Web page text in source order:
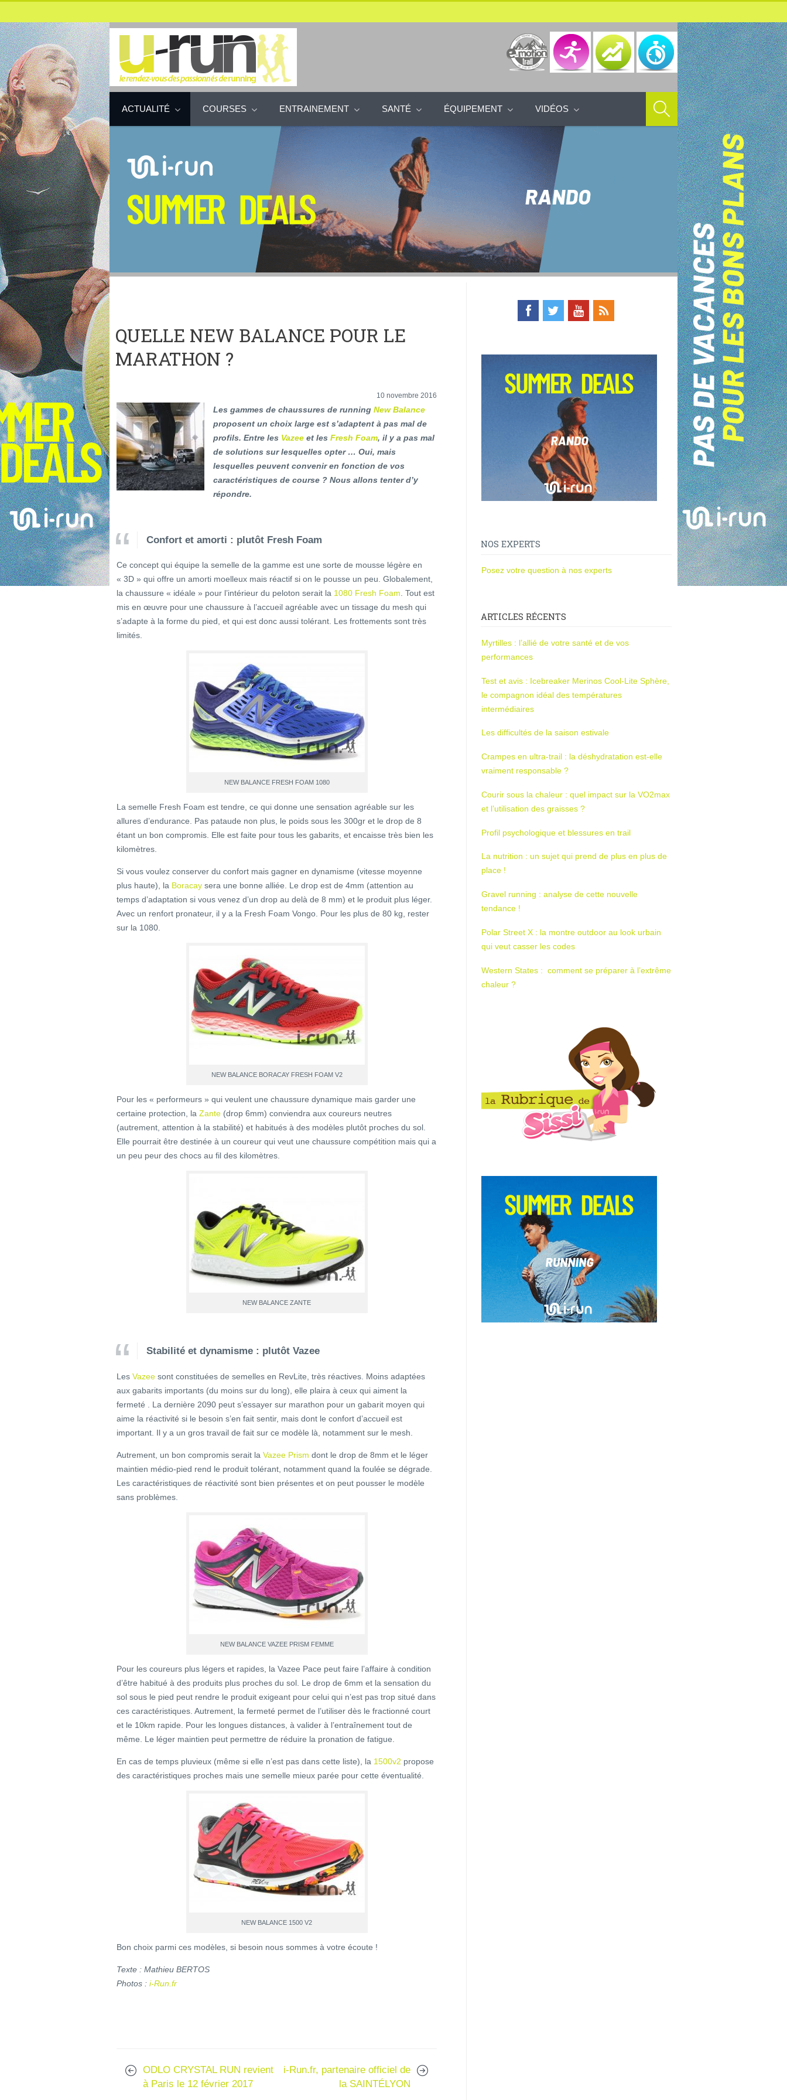
ACTUALITÉ COURSES ENTRAINEMENT SANTÉ ÉQUIPEMENT VIDÉOS
QUELLE NEW BALANCE POUR LE
MARATHON ?
10 novembre 2016
Les gammes de chaussures de running New Balance
proposent un choix large est s’adaptent à pas mal de
profils. Entre les Vazee et les Fresh Foam, il y a pas mal
de solutions sur lesquelles opter … Oui, mais
lesquelles peuvent convenir en fonction de vos
caractéristiques de course ? Nous allons tenter d’y
répondre.
Confort et amorti : plutôt Fresh Foam
Ce concept qui équipe la semelle de la gamme est une sorte de mousse légère en
« 3D » qui offre un amorti moelleux mais réactif si on le pousse un peu. Globalement,
la chaussure « idéale » pour l’intérieur du peloton serait la 1080 Fresh Foam. Tout est
mis en œuvre pour une chaussure à l’accueil agréable avec un tissage du mesh qui
s’adapte à la forme du pied, et qui est donc aussi tolérant. Les frottements sont très
limités.
NEW BALANCE FRESH FOAM 1080
La semelle Fresh Foam est tendre, ce qui donne une sensation agréable sur les
allures d’endurance. Pas pataude non plus, le poids sous les 300gr et le drop de 8
étant un bon compromis. Elle est faite pour tous les gabarits, et encaisse très bien les
kilomètres.
Si vous voulez conserver du confort mais gagner en dynamisme (vitesse moyenne
plus haute), la Boracay sera une bonne alliée. Le drop est de 4mm (attention au
temps d’adaptation si vous venez d’un drop au delà de 8 mm) et le produit plus léger.
Avec un renfort pronateur, il y a la Fresh Foam Vongo. Pour les plus de 80 kg, rester
sur la 1080.
NEW BALANCE BORACAY FRESH FOAM V2
Pour les « performeurs » qui veulent une chaussure dynamique mais garder une
certaine protection, la Zante (drop 6mm) conviendra aux coureurs neutres
(autrement, attention à la stabilité) et habitués à des modèles plutôt proches du sol.
Elle pourrait être destinée à un coureur qui veut une chaussure compétition mais qui a
un peu peur des chocs au fil des kilomètres.
NEW BALANCE ZANTE
Stabilité et dynamisme : plutôt Vazee
Les Vazee sont constituées de semelles en RevLite, très réactives. Moins adaptées
aux gabarits importants (du moins sur du long), elle plaira à ceux qui aiment la
fermeté . La dernière 2090 peut s’essayer sur marathon pour un gabarit moyen qui
aime la réactivité si le besoin s’en fait sentir, mais dont le confort d’accueil est
important. Il y a un gros travail de fait sur ce modèle là, notamment sur le mesh.
Autrement, un bon compromis serait la Vazee Prism dont le drop de 8mm et le léger
maintien médio-pied rend le produit tolérant, notamment quand la foulée se dégrade.
Les caractéristiques de réactivité sont bien présentes et on peut pousser le modèle
sans problèmes.
NEW BALANCE VAZEE PRISM FEMME
Pour les coureurs plus légers et rapides, la Vazee Pace peut faire l’affaire à condition
d’être habitué à des produits plus proches du sol. Le drop de 6mm et la sensation du
sol sous le pied peut rendre le produit exigeant pour celui qui n’est pas trop situé dans
ces caractéristiques. Autrement, la fermeté permet de l’utiliser dès le fractionné court
et le 10km rapide. Pour les longues distances, à valider à l’entraînement tout de
même. Le léger maintien peut permettre de réduire la pronation de fatigue.
En cas de temps pluvieux (même si elle n’est pas dans cette liste), la 1500v2 propose
des caractéristiques proches mais une semelle mieux parée pour cette éventualité.
NEW BALANCE 1500 V2
Bon choix parmi ces modèles, si besoin nous sommes à votre écoute !
Texte : Mathieu BERTOS
Photos : i-Run.fr
ODLO CRYSTAL RUN revient
à Paris le 12 février 2017
i-Run.fr, partenaire officiel de
la SAINTÉLYON
NOS EXPERTS
Posez votre question à nos experts
ARTICLES RÉCENTS
Myrtilles : l’allié de votre santé et de vos
performances
Test et avis : Icebreaker Merinos Cool-Lite Sphère,
le compagnon idéal des températures
intermédiaires
Les difficultés de la saison estivale
Crampes en ultra-trail : la déshydratation est-elle
vraiment responsable ?
Courir sous la chaleur : quel impact sur la VO2max
et l’utilisation des graisses ?
Profil psychologique et blessures en trail
La nutrition : un sujet qui prend de plus en plus de
place !
Gravel running : analyse de cette nouvelle
tendance !
Polar Street X : la montre outdoor au look urbain
qui veut casser les codes
Western States : comment se préparer à l’extrême
chaleur ?